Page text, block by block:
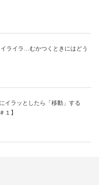
ライラ…むかつくときにはどう
イラッとしたら「移動」する
１】